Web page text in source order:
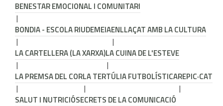
BENESTAR EMOCIONAL I COMUNITARI
BONDIA - ESCOLA RIUDEMEIAENLLAÇAT AMB LA CULTURA
LA CARTELLERA (LA XARXA)LA CUINA DE L'ESTEVE
LA PREMSA DEL CORLA TERTÚLIA FUTBOLÍSTICAREPIC·CAT
SALUT I NUTRICIÓSECRETS DE LA COMUNICACIÓ